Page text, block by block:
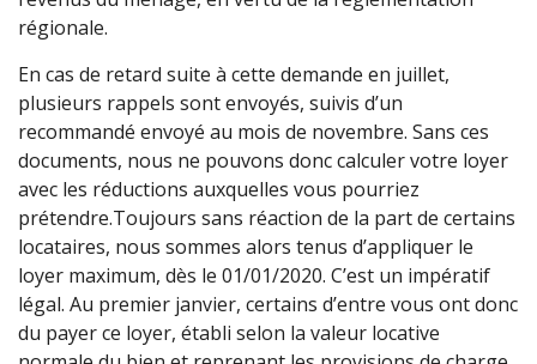
régionale.
En cas de retard suite à cette demande en juillet,
plusieurs rappels sont envoyés, suivis d’un
recommandé envoyé au mois de novembre. Sans ces
documents, nous ne pouvons donc calculer votre loyer
avec les réductions auxquelles vous pourriez
prétendre.Toujours sans réaction de la part de certains
locataires, nous sommes alors tenus d’appliquer le
loyer maximum, dès le 01/01/2020. C’est un impératif
légal. Au premier janvier, certains d’entre vous ont donc
du payer ce loyer, établi selon la valeur locative